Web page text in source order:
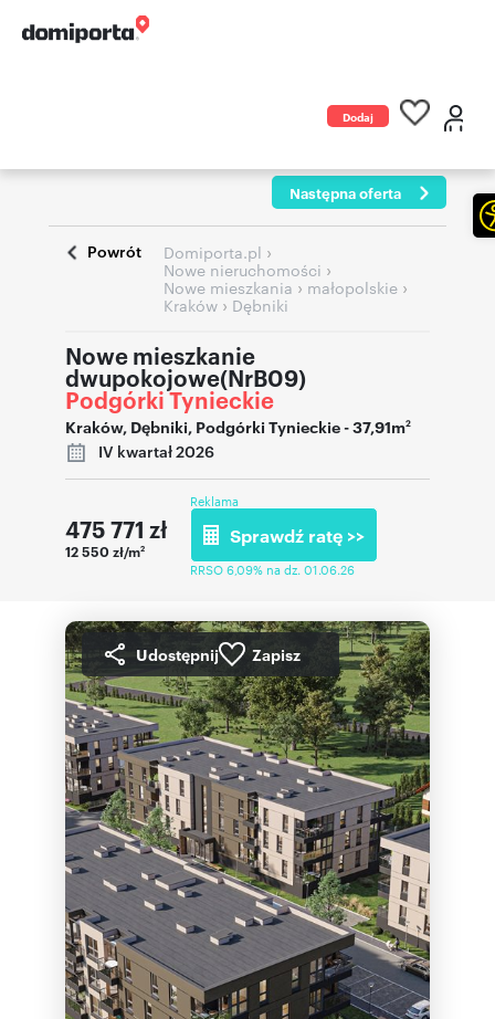
Dodaj
Następna oferta
Powrót Domiporta.pl ›
Nowe nieruchomości ›
Nowe mieszkania › małopolskie ›
Kraków › Dębniki
Nowe mieszkanie
dwupokojowe(NrB09)
Podgórki Tynieckie
Kraków, Dębniki, Podgórki Tynieckie- 37,91m2
IV kwartał 2026
475 771 zł
12 550 zł/m2
Reklama
Sprawdź ratę >>
RRSO 6,09% na dz. 01.06.26
Udostępnij Zapisz